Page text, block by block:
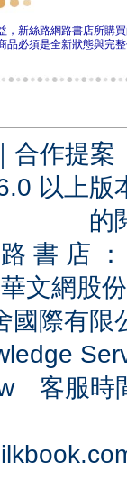
，新絲路網路書店所購
品必須是全新狀態與完
｜ 合作提案
以上
的
書 店
文網股
國際有
客服時